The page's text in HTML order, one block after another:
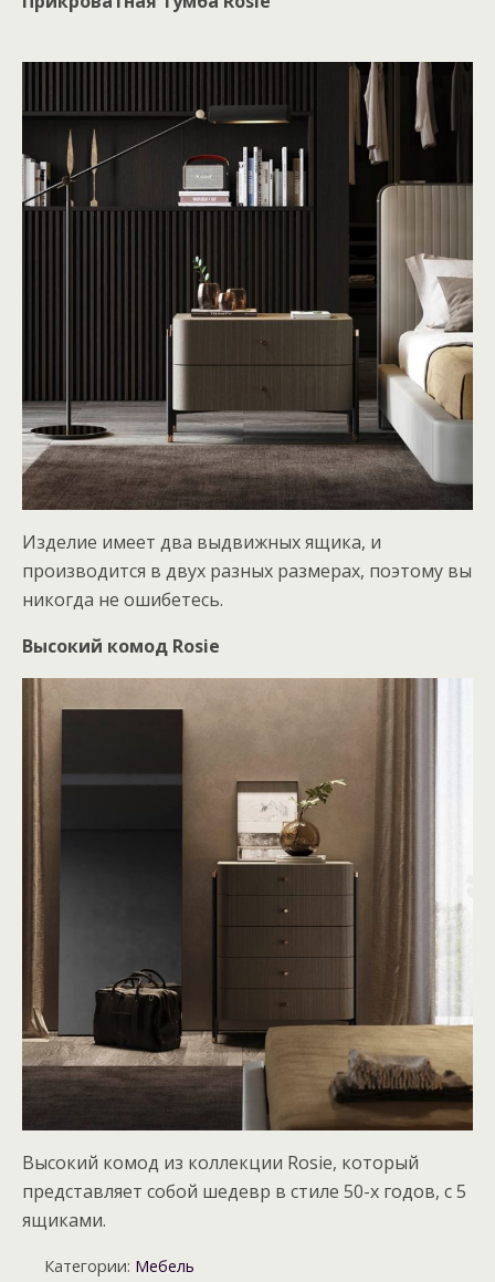
Изделие имеет два выдвижных ящика, и
производится в двух разных размерах, поэтому вы
никогда не ошибетесь.
Высокий комод Rosie
Высокий комод из коллекции Rosie, который
представляет собой шедевр в стиле 50-х годов, с 5
ящиками.
Категории: Мебель